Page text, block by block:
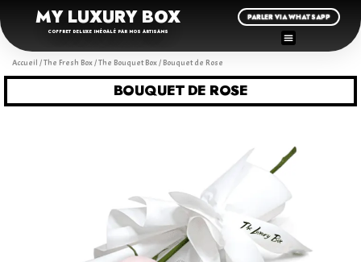
MY LUXURY BOX
COFFRET DELUXE INÉGALÉ PAR NOS ARTISANS
PARLER VIA WHATSAPP
Accueil /The Fresh Box/The Bouquet Box/ Bouquet de Rose
BOUQUET DE ROSE